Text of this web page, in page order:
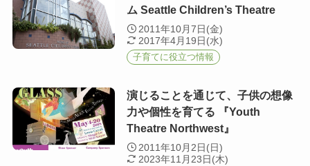
ム Seattle Children’s Theatre
2011年10月7日(金)
2017年4月19日(水)
子育てに役立つ情報
演じることを通じて、子供の想像
力や個性を育てる 『Youth
Theatre Northwest』
2011年10月2日(日)
2023年11月23日(木)